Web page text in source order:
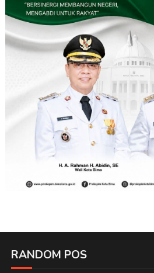
RANDOM POS